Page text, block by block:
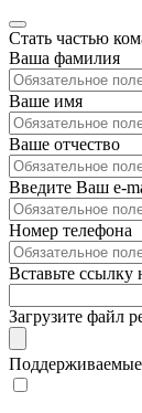
Стать частью
Ваша фамилия
Ваше имя
Ваше отчество
Введите Ваш e-
Номер телефона
Вставьте ссылку
Загрузите файл